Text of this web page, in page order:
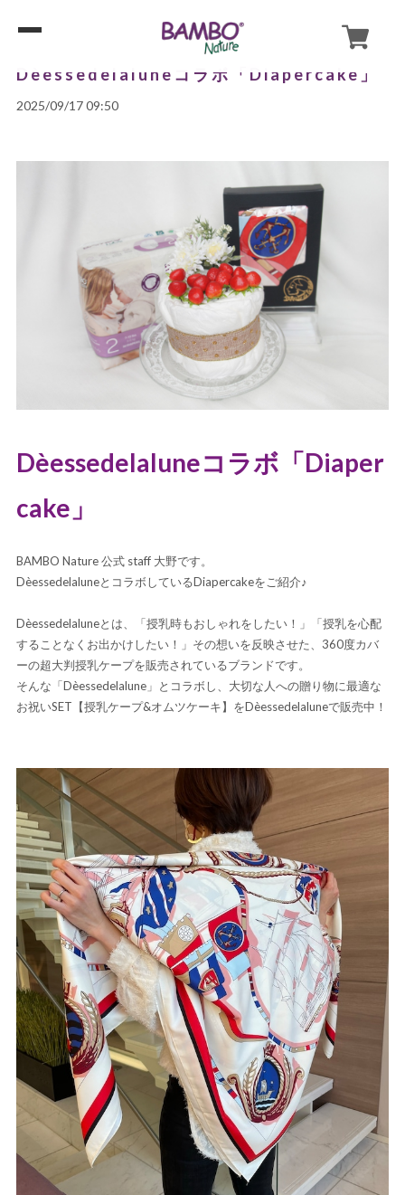
Dèessedelaluneコラボ「Diapercake」
2025/09/17 09:50
Dèessedelaluneコラボ「Diaper
cake」
BAMBO Nature 公式 staff 大野です。
DèessedelaluneとコラボしているDiapercakeをご紹介♪
Dèessedelaluneとは、
「授乳時もおしゃれをしたい！」「授乳を心配
することなくお出かけしたい！」その想いを反映させた、 360度カバ
ーの超大判授乳ケープを販売されているブランドです。
そんな「Dèessedelalune」とコラボし、 大切な人への贈り物に最適な
お祝いSET【授乳ケープ&オムツケーキ】をDèessedelaluneで販売中！